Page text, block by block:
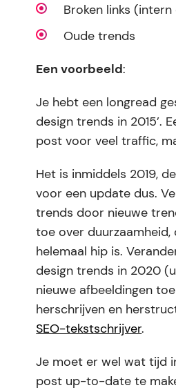
Broken links
Oude trends
Een voorbeeld:
Je hebt een longread
design trends in 2015’.
post voor veel traffic,
Het is inmiddels 2019,
voor een update dus.
trends door nieuwe
toe over
helemaal hip is.
design trends in 2020
nieuwe afbeeldingen
herschrijven en
SEO-tekstschrijver.
Je moet er wel wat tijd
post up-to-date te